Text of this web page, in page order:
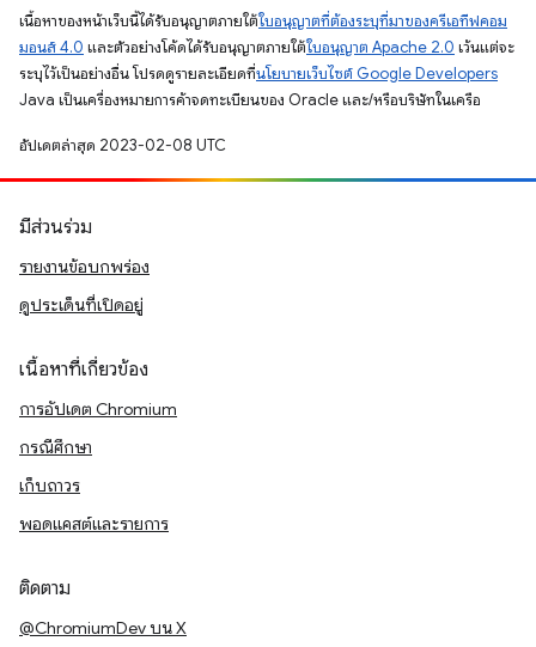
เนื้อหาของหน้าเว็บนี้ได้รับอนุญาตภายใต้ใบอนุญาตที่ต้องระบุที่มาของครีเอทีฟคอม
มอนส์ 4.0 และตัวอย่างโค้ดได้รับอนุญาตภายใต้ใบอนุญาต Apache 2.0 เว้นแต่จะ
ระบุไว้เป็นอย่างอื่น โปรดดูรายละเอียดที่นโยบายเว็บไซต์ Google Developers
Java เป็นเครื่องหมายการค้าจดทะเบียนของ Oracle และ/หรือบริษัทในเครือ
อัปเดตล่าสุด 2023-02-08 UTC
มีส่วนร่วม
รายงานข้อบกพร่อง
ดูประเด็นที่เปิดอยู่
เนื้อหาที่เกี่ยวข้อง
การอัปเดต Chromium
กรณีศึกษา
เก็บถาวร
พอดแคสต์และรายการ
ติดตาม
@ChromiumDev บน X